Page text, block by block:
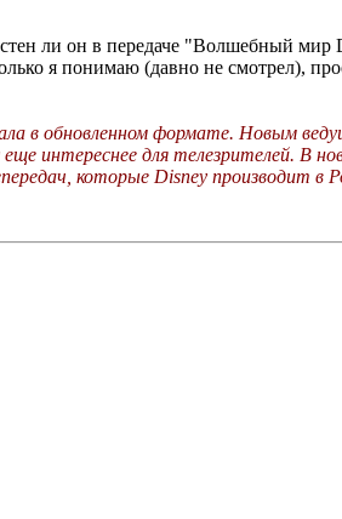
ли он в передаче "Волшебный мир
я понимаю (давно не смотрел),
в обновленном формате. Новым
интереснее для телезрителей. В
которые Disney производит